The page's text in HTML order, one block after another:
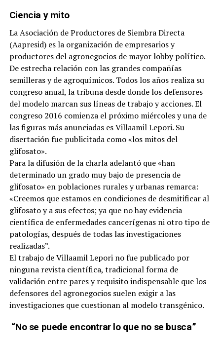
Ciencia y mito
La Asociación de Productores de Siembra Directa
(Aapresid) es la organización de empresarios y
productores del agronegocios de mayor lobby político.
De estrecha relación con las grandes compañías
semilleras y de agroquímicos. Todos los años realiza su
congreso anual, la tribuna desde donde los defensores
del modelo marcan sus líneas de trabajo y acciones. El
congreso 2016 comienza el próximo miércoles y una de
las figuras más anunciadas es Villaamil Lepori. Su
disertación fue publicitada como «los mitos del
glifosato».
Para la difusión de la charla adelantó que «han
determinado un grado muy bajo de presencia de
glifosato» en poblaciones rurales y urbanas remarca:
«Creemos que estamos en condiciones de desmitificar al
glifosato y a sus efectos; ya que no hay evidencia
científica de enfermedades cancerígenas ni otro tipo de
patologías, después de todas las investigaciones
realizadas”.
El trabajo de Villaamil Lepori no fue publicado por
ninguna revista científica, tradicional forma de
validación entre pares y requisito indispensable que los
defensores del agronegocios suelen exigir a las
investigaciones que cuestionan al modelo transgénico.
“No se puede encontrar lo que no se busca”